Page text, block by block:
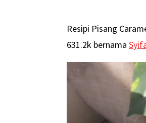
Resipi Pisang
631.2k bernama